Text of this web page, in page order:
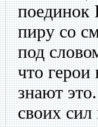
поединок
пиру со
под
что
знают
своих сил